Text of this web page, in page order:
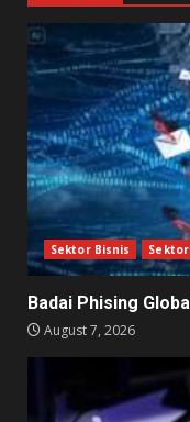
Sektor Bisnis
Badai Phising
August 7, 2026